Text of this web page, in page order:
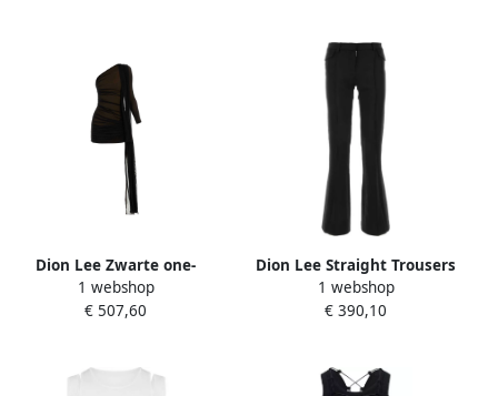
Dion Lee Zwarte one-
shoulder jurk Black Dames
1 webshop
€ 507,60
Dion Lee Straight Trousers
Zwart Dames
1 webshop
€ 390,10